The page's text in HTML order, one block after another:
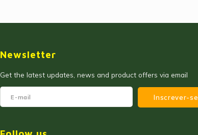
Newsletter
Get the latest updates, news and product offers via email
Inscrever-se